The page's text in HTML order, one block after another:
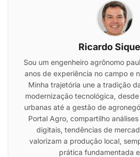
Ricardo
Sou um engenheiro agrônomo
anos de experiência no campo e
Minha trajetória une a tradição
modernização tecnológica,
urbanas até a gestão de
Portal Agro, compartilho
digitais, tendências de
valorizam a produção local,
prática fundamentada